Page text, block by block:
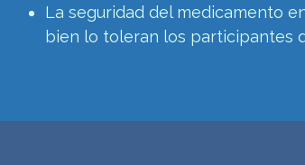
La seguridad del medicamento
bien lo toleran los participantes